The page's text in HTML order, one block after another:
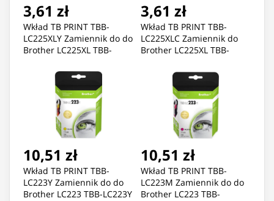
3,61 zł
Wkład TB PRINT TBB-
LC225XLY Zamiennik do do
Brother LC225XL TBB-
3,61 zł
Wkład TB PRINT TBB-
LC225XLC Zamiennik do
Brother LC225XL TBB-
10,51 zł
Wkład TB PRINT TBB-
LC223Y Zamiennik do do
Brother LC223 TBB-LC223Y
10,51 zł
Wkład TB PRINT TBB-
LC223M Zamiennik do do
Brother LC223 TBB-